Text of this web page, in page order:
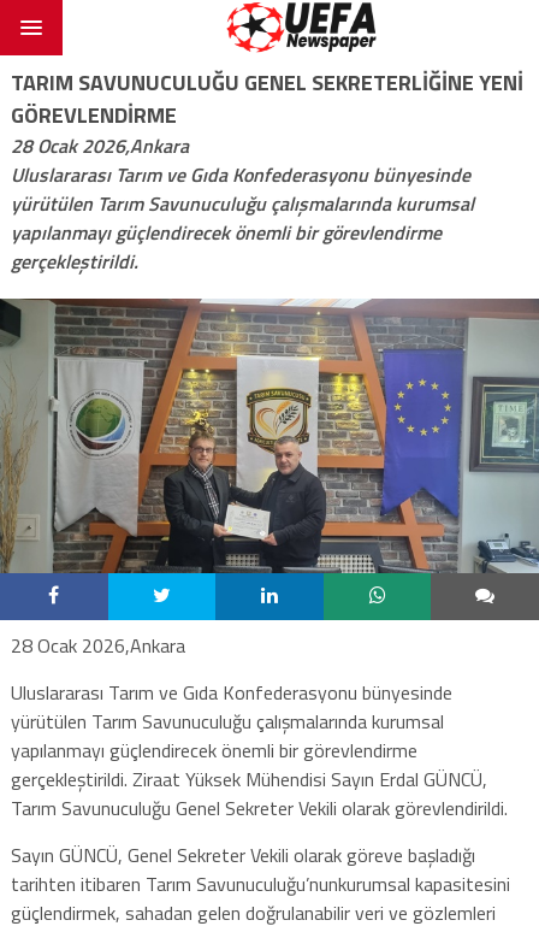
TARIM SAVUNUCULUĞU GENEL SEKRETERLİĞİNE YENİ
GÖREVLENDİRME
28 Ocak 2026,Ankara
Uluslararası Tarım ve Gıda Konfederasyonu bünyesinde
yürütülen Tarım Savunuculuğu çalışmalarında kurumsal
yapılanmayı güçlendirecek önemli bir görevlendirme
gerçekleştirildi.
28 Ocak 2026,Ankara
Uluslararası Tarım ve Gıda Konfederasyonu bünyesinde
yürütülen Tarım Savunuculuğu çalışmalarında kurumsal
yapılanmayı güçlendirecek önemli bir görevlendirme
gerçekleştirildi. Ziraat Yüksek Mühendisi Sayın Erdal GÜNCÜ,
Tarım Savunuculuğu Genel Sekreter Vekili olarak görevlendirildi.
Sayın GÜNCÜ, Genel Sekreter Vekili olarak göreve başladığı
tarihten itibaren Tarım Savunuculuğu’nunkurumsal kapasitesini
güçlendirmek, sahadan gelen doğrulanabilir veri ve gözlemleri